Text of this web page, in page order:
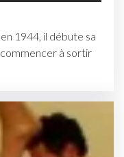
1944, il débute sa
à sortir